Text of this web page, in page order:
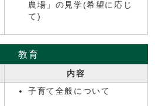
農場」の見学(希望に応じ
て)
教育
内容
子育て全般について